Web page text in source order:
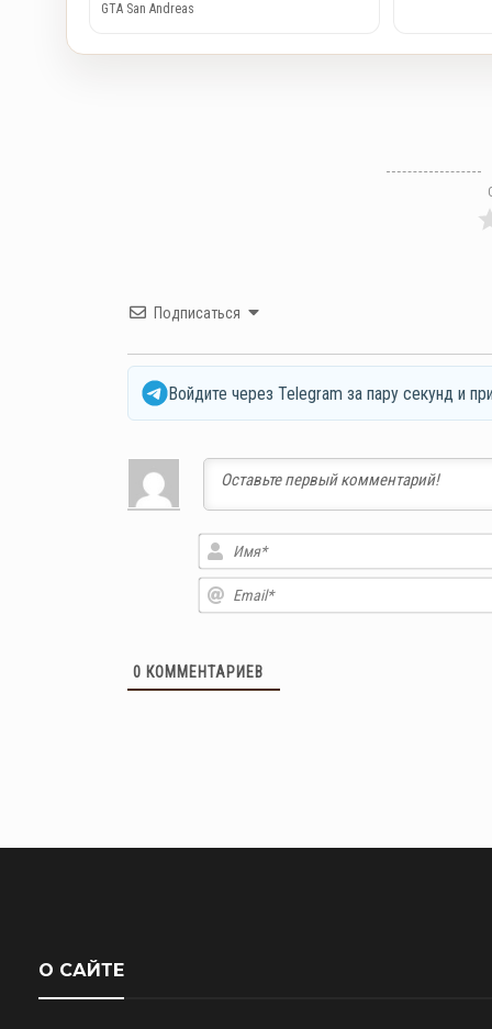
GTA San Andreas
Подписаться
Войдите через Telegram за пару секунд и
0 КОММЕНТАРИЕВ
О САЙТЕ